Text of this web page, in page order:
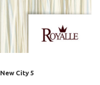
New City 5